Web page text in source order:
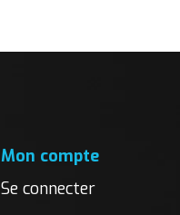
Mon compte
Se connecter